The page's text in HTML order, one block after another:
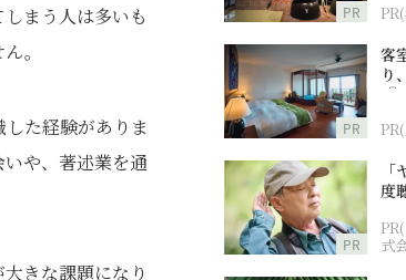
まう人は多いも
。
た経験がありま
や、著述業を通
きな課題になり
PR
PR
客
り
PR
度
式